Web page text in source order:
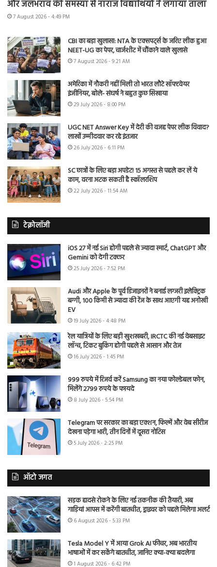
और जलभराव की समस्या से नाराज विद्यार्थियों ने लगाया ताला
7 August 2026 - 4:49 PM
CBI का बड़ा खुलासा: NTA के एक्सपर्ट्स के जरिए लीक हुआ
NEET-UG का पेपर, चार्जशीट में चौंकाने वाले खुलासे
7 August 2026 - 9:21 AM
अमेरिका में नौकरी नहीं मिली तो भारत लौटे सॉफ्टवेयर
इंजीनियर, बोले- संघर्ष ने बहुत कुछ सिखाया
29 July 2026 - 8:00 PM
UGC NET Answer Key में देरी की वजह पेपर लीक विवाद?
लाखों उम्मीदवार कर रहे इंतजार
26 July 2026 - 6:11 PM
SC छात्रों के लिए बड़ा अपडेट! 15 अगस्त से पहले कर लें ये
काम, वरना अटक सकती है स्कॉलरशिप
22 July 2026 - 11:54 AM
टेक्नोलॉजी
iOS 27 में नई Siri होगी पहले से ज्यादा स्मार्ट, ChatGPT और
Gemini को देगी टक्कर
25 July 2026 - 7:52 PM
Audi और Apple के पूर्व डिजाइनरों ने बनाई लग्जरी इलेक्ट्रिक
बग्गी, 100 किमी से ज्यादा की रेंज के साथ आएगी यह अनोखी
EV
19 July 2026 - 4:48 PM
रेल यात्रियों के लिए बड़ी खुशखबरी, IRCTC की नई वेबसाइट
लॉन्च, टिकट बुकिंग होगी पहले से आसान और तेज
16 July 2026 - 1:45 PM
999 रुपये में रिजर्व करें Samsung का नया फोल्डेबल फोन,
मिलेंगे 2799 रुपये के फायदे
8 July 2026 - 5:54 PM
Telegram पर सरकार का बड़ा एक्शन, फिल्में और वेब सीरीज
देखना पड़ेगा भारी, तीन दिनों में दूसरा नोटिस
5 July 2026 - 2:25 PM
ऑटो जगत
सड़क हादसे रोकने के लिए नई तकनीक की तैयारी, अब
गाड़ियां आपस में करेंगी बातचीत, ड्राइवर को पहले मिलेगा अलर्ट
6 August 2026 - 5:33 PM
Tesla Model Y में आया Grok AI फीचर, अब भारतीय
भाषाओं में कर सकेंगे बातचीत, जानिए क्या-क्या बदलेगा
1 August 2026 - 6:42 PM